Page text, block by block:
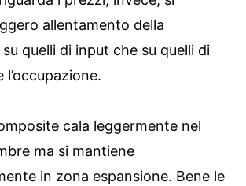
allentamento della
quelli di input che su quelli di
cala leggermente nel
ma si mantiene
in zona espansione. Bene le